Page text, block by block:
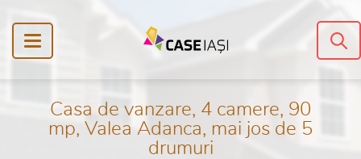
Casa de vanzare, 4 camere, 90
mp, Valea Adanca, mai jos de 5
drumuri